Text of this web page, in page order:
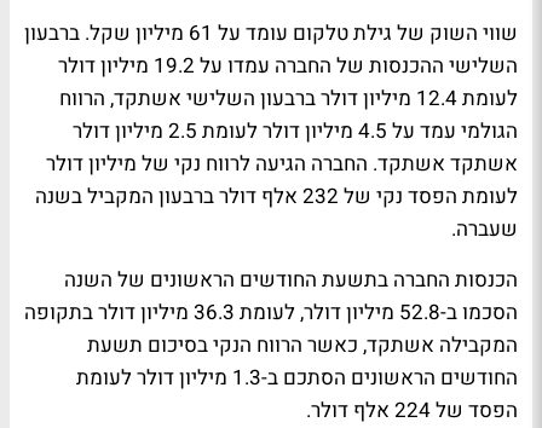
שווי השוק של גילת טלקום עומד על 61 מיליון שקל. ברבעון
השלישי ההכנסות של החברה עמדו על 19.2 מיליון דולר
לעומת 12.4 מיליון דולר ברבעון השלישי אשתקד, הרווח
הגולמי עמד על 4.5 מיליון דולר לעומת 2.5 מיליון דולר
אשתקד אשתקד. החברה הגיעה לרווח נקי של מיליון דולר
לעומת הפסד נקי של 232 אלף דולר ברבעון המקביל בשנה
שעברה.
הכנסות החברה בתשעת החודשים הראשונים של השנה
הסכמו ב-52.8 מיליון דולר, לעומת 36.3 מיליון דולר בתקופה
המקבילה אשתקד, כאשר הרווח הנקי בסיכום תשעת
החודשים הראשונים הסתכם ב-1.3 מיליון דולר לעומת
הפסד של 224 אלף דולר.